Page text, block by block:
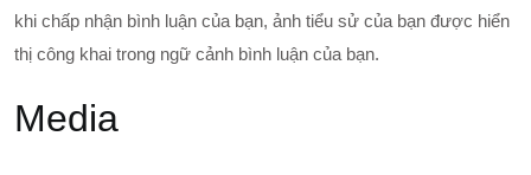
khi chấp nhận bình luận của bạn, ảnh tiểu sử của bạn được hiển
thị công khai trong ngữ cảnh bình luận của bạn.
Media